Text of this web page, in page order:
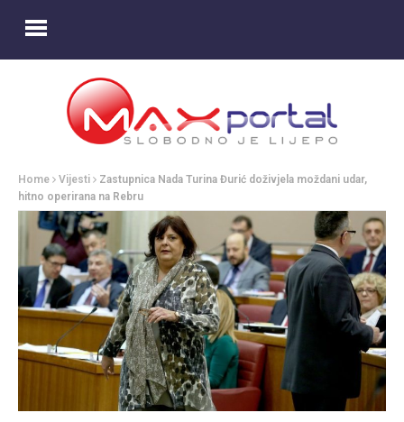
Home Vijesti
Zastupnica Nada Turina Đurić doživjela moždani udar,
hitno operirana na Rebru